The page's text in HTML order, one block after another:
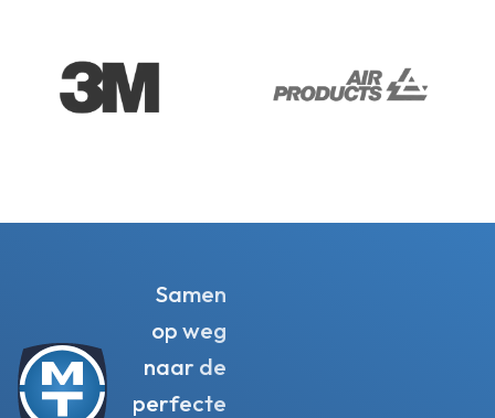
Samen
op weg
naar de
perfecte